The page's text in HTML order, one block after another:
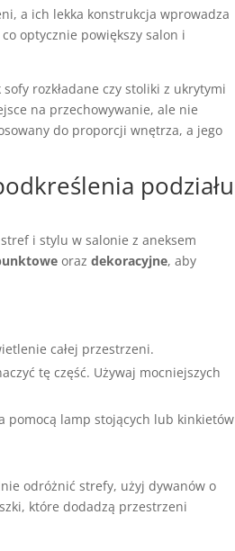
a ich lekka konstrukcja wprowadza
optycznie powiększy salon i
rozkładane czy stoliki z ukrytymi
na przechowywanie, ale nie
do proporcji wnętrza, a jego
podziału
i stylu w salonie z aneksem
orazdekoracyjne, aby
całej przestrzeni.
tę część. Używaj mocniejszych
pomocą lamp stojących lub kinkietów
odróżnić strefy, użyj dywanów o
które dodadzą przestrzeni